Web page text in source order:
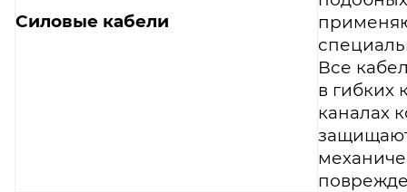
Силовые кабели
Все
в гибких
каналах